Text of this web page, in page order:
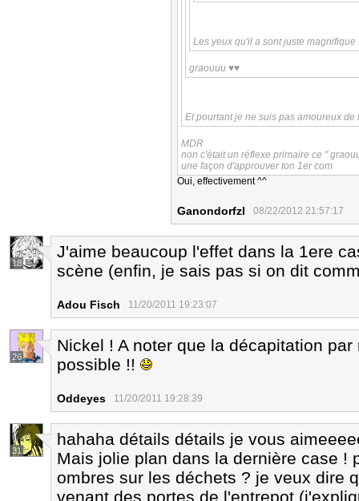
Les yeux qu'il a sont juste magnifique
graouuu ♥♥
Et pourtant je ne suis pas amoureux de
MDR
non c'était un réflexe primaire ce "
une façon d'approuver ton 1er com
Oui, effectivement ^^
Ganondorfzl 08/22/2012 21:57:17
18
J'aime beaucoup l'effet dans la 1ere
scène (enfin, je sais pas si on dit
Adou Fisch 11/20/2011 19:23:07
26
Nickel ! A noter que la décapitation
possible !!
Oddeyes 11/20/2011 19:28:39
31
hahaha détails détails je vous
Mais jolie plan dans la dernière case !
ombres sur les déchets ? je veux dire
venant des portes de l'entrepot